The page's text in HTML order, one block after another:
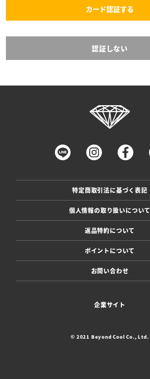
カード認証する
認証しない
特定商取引法に基づく表記
個人情報の取り扱いについて
返品特約について
ポイントについて
お問い合わせ
企業サイト
© 2021 Beyond Cool Co., Ltd.